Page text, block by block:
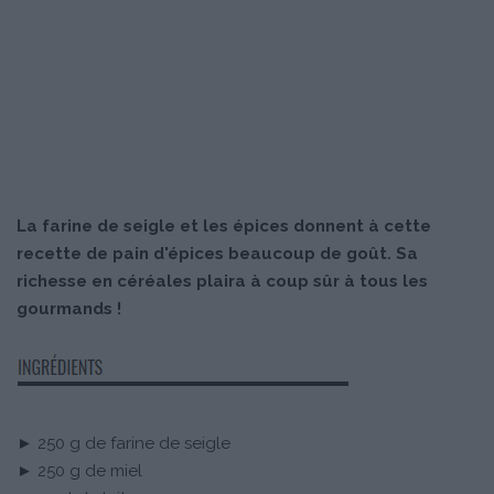
La farine de seigle et les épices donnent à cette
recette de pain d'épices beaucoup de goût. Sa
richesse en céréales plaira à coup sûr à tous les
gourmands !
► 250 g de farine de seigle
► 250 g de miel